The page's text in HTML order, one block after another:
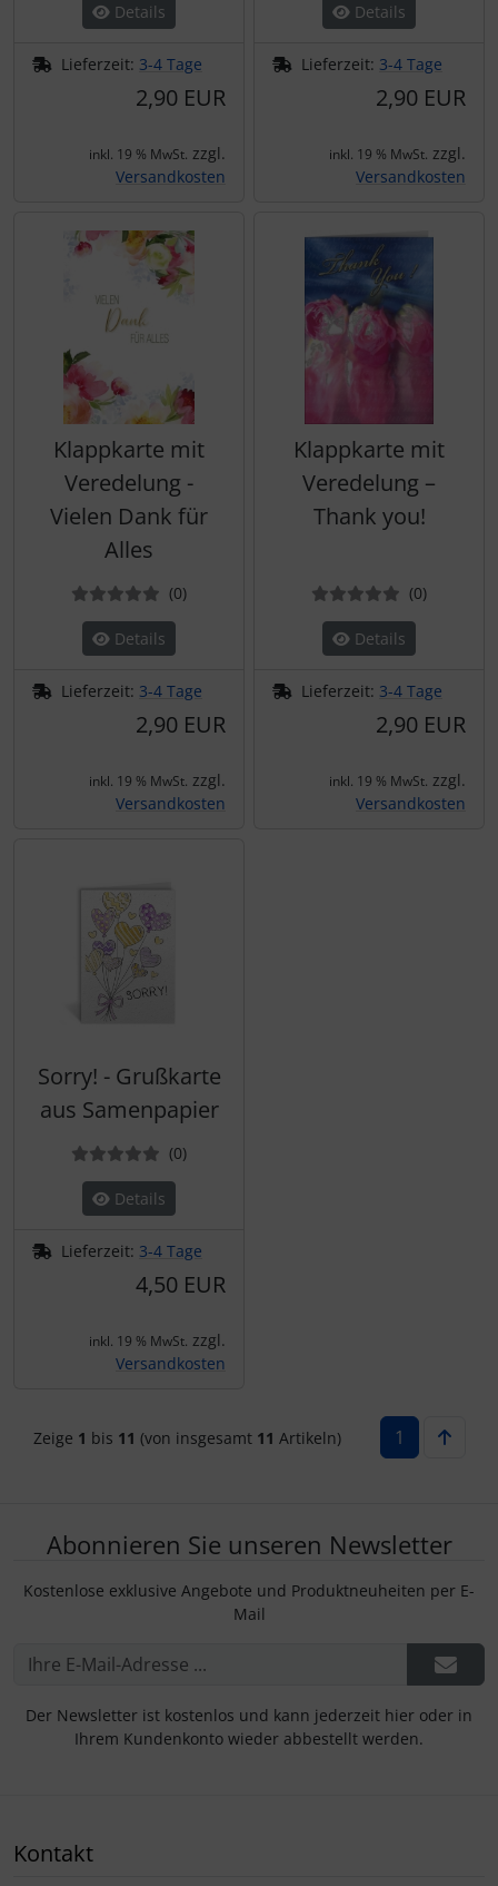
Details
Lieferzeit: 3-4 Tage
2,90 EUR
inkl. 19 % MwSt. zzgl.
Versandkosten
Details
Lieferzeit: 3-4 Tage
2,90 EUR
inkl. 19 % MwSt. zzgl.
Versandkosten
Klappkarte mit
Veredelung -
Vielen Dank für
Alles
(0Bewertungen
)
Details
Lieferzeit: 3-4 Tage
2,90 EUR
inkl. 19 % MwSt. zzgl.
Versandkosten
Klappkarte mit
Veredelung –
Thank you!
(0)
Details
Lieferzeit: 3-4 Tage
2,90 EUR
inkl. 19 % MwSt. zzgl.
Versandkosten
Sorry! - Grußkarte
aus Samenpapier
(0Bewertungen
)
Details
Lieferzeit: 3-4 Tage
4,50 EUR
inkl. 19 % MwSt. zzgl.
Versandkosten
Zeige 1 bis 11 (von insgesamt 11 Artikeln) 1
Abonnieren Sie unseren Newsletter
Kostenlose exklusive Angebote und Produktneuheiten per E-
Mail
Der Newsletter ist kostenlos und kann jederzeit hier oder in
Ihrem Kundenkonto wieder abbestellt werden.
Kontakt